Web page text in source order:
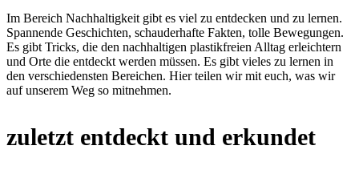
Im Bereich Nachhaltigkeit gibt es viel zu entdecken und zu lernen.
Spannende Geschichten, schauderhafte Fakten, tolle Bewegungen.
Es gibt Tricks, die den nachhaltigen plastikfreien Alltag erleichtern
und Orte die entdeckt werden müssen. Es gibt vieles zu lernen in
den verschiedensten Bereichen. Hier teilen wir mit euch, was wir
auf unserem Weg so mitnehmen.
zuletzt entdeckt und erkundet